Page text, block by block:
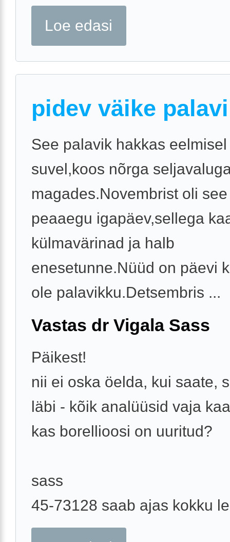
Loe edasi
pidev väike
See palavik hakkas eelmisel
suvel,koos nõrga
magades.Novembrist oli
peaaegu igapäev,sellega
külmavärinad ja halb
enesetunne.Nüüd on päevi
ole palavikku.Detsembris ...
Vastas dr Vigala Sass
Päikest!
nii ei oska öelda, kui saate,
läbi - kõik analüüsid vaja
kas borellioosi on uuritud?
sass
45-73128 saab ajas kokku